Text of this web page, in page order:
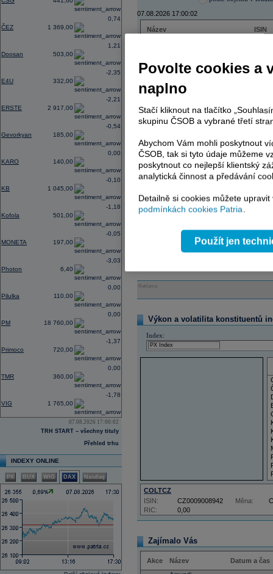
ČEZ 1 369,00
0,74
Doosan 503,00
1,21
E4U 332,00
-2,35
ERSTE 2 917,00
-2,21
Gevorkyan 185,00
-0,54
KARO 140,00
0,00
KB 1 045,00
-0,10
Kofola 501,00
-1,18
MONETA 197,00
-0,05
Photon 6,40
-3,03
Pilulka 110,00
0,00
PM 18 760,00
0,00
Primoco 720,00
-1,37
TMR 360,00
0,00
VIG 1 765,00
-1,78
07.08.2026 17:00:02
TRH START – všechny tituly
Přehled trhu
INDEXY ONLINE
PX BUX WIG DAX Nasdaq
07.08.2026 17:00:02
Název
ISIN
ERSTE BANK
TMR
AD index - vývoj
Region
Reklama
Výkon a volatilita konstituentů
Index:
COLTCZ
RIC: 0,00
ISIN: CZ0009008942 Měna:
Zajímalo Vás
Akce Název Datum a čas
Povolte cookies a
naplno
Stačí kliknout na tlačítko
skupinu ČSOB a vybrané třetí
Abychom Vám mohli poskytnout
ČSOB, tak si tyto údaje můžeme
poskytnout co nejlepší klientský
analytická činnost a předávání
Detailně si cookies můžete
podmínkách cookies Patria.
Použít jen